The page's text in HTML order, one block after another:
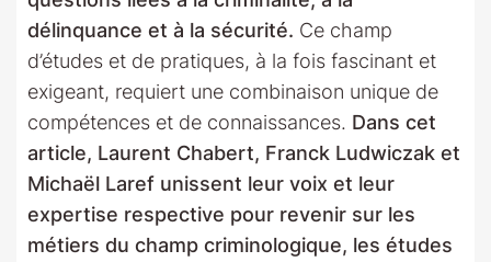
délinquance et à la sécurité. Ce champ
d’études et de pratiques, à la fois fascinant et
exigeant, requiert une combinaison unique de
compétences et de connaissances. Dans cet
article, Laurent Chabert, Franck Ludwiczak et
Michaël Laref unissent leur voix et leur
expertise respective pour revenir sur les
métiers du champ criminologique, les études